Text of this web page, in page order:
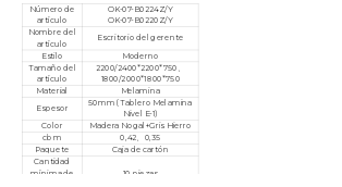
Número de
artículo
OK-07-B0224Z/Y
OK-07-B0220Z/Y
Nombre del
artículo
Escritorio del gerente
Estilo
Moderno
Tamaño del
artículo
2200/2400*2200*750、
1800/2000*1800*750
Material
Melamina
Espesor
50mm (Tablero Melamina
Nivel E-1)
Color Madera Nogal+Gris Hierro
cbm 0,42、0,35
Paquete Caja de cartón
Cantidad
mínima de 10 piezas